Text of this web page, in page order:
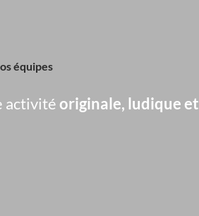
équipes
activité originale, ludique et